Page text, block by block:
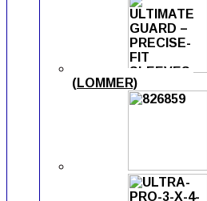
(LOMMER)